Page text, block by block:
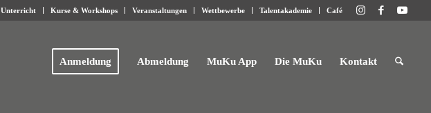
Unterricht Kurse & Workshops Veranstaltungen Wettbewerbe Talentakademie Café
Anmeldung Abmeldung MuKu App Die MuKu Kontakt